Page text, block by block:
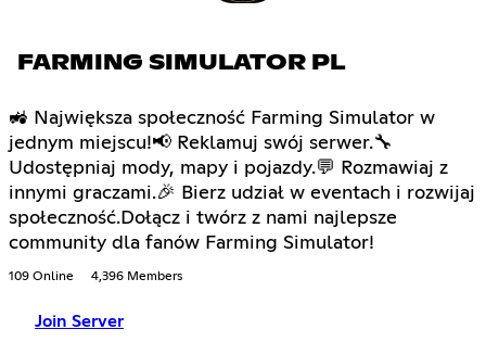
FARMING SIMULATOR PL
🚜 Największa społeczność Farming Simulator w
jednym miejscu!📢 Reklamuj swój serwer.🔧
Udostępniaj mody, mapy i pojazdy.💬 Rozmawiaj z
innymi graczami.🎉 Bierz udział w eventach i rozwijaj
społeczność.Dołącz i twórz z nami najlepsze
community dla fanów Farming Simulator!
109 Online 4,396 Members
Join Server